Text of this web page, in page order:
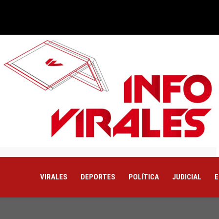
VIRALES DEPORTES POLÍTICA JUDICIAL